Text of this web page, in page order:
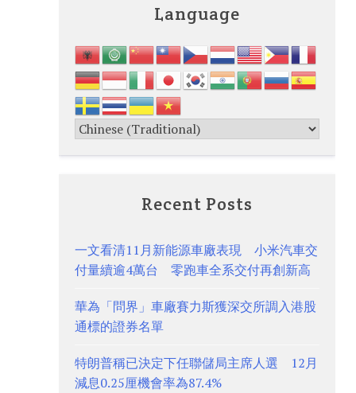
Language
Recent Posts
一文看清11月新能源車廠表現 小米汽車交
付量續逾4萬台 零跑車全系交付再創新高
華為「問界」車廠賽力斯獲深交所調入港股
通標的證券名單
特朗普稱已決定下任聯儲局主席人選 12月
減息0.25厘機會率為87.4%